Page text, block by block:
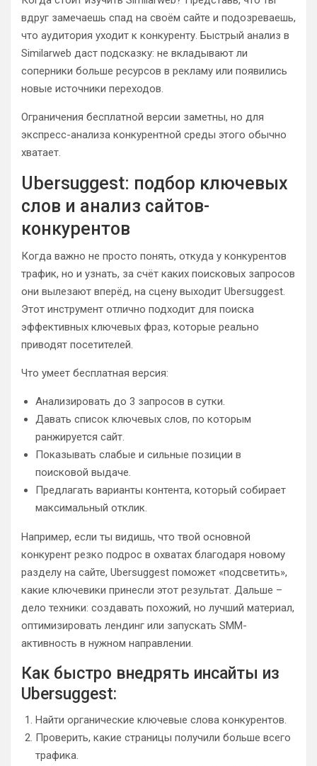
вдруг замечаешь спад на своём сайте и подозреваешь,
что аудитория уходит к конкуренту. Быстрый анализ в
Similarweb даст подсказку: не вкладывают ли
соперники больше ресурсов в рекламу или появились
новые источники переходов.
Ограничения бесплатной версии заметны, но для
экспресс-анализа конкурентной среды этого обычно
хватает.
Ubersuggest: подбор ключевых
слов и анализ сайтов-
конкурентов
Когда важно не просто понять, откуда у конкурентов
трафик, но и узнать, за счёт каких поисковых запросов
они вылезают вперёд, на сцену выходит Ubersuggest.
Этот инструмент отлично подходит для поиска
эффективных ключевых фраз, которые реально
приводят посетителей.
Что умеет бесплатная версия:
Анализировать до 3 запросов в сутки.
Давать список ключевых слов, по которым
ранжируется сайт.
Показывать слабые и сильные позиции в
поисковой выдаче.
Предлагать варианты контента, который собирает
максимальный отклик.
Например, если ты видишь, что твой основной
конкурент резко подрос в охватах благодаря новому
разделу на сайте, Ubersuggest поможет «подсветить»,
какие ключевики принесли этот результат. Дальше –
дело техники: создавать похожий, но лучший материал,
оптимизировать лендинг или запускать SMM-
активность в нужном направлении.
Как быстро внедрять инсайты из
Ubersuggest:
Найти органические ключевые слова конкурентов.
Проверить, какие страницы получили больше всего
трафика.